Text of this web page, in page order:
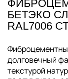
БЕТЭКО
RAL7006
долговечный
текстурой